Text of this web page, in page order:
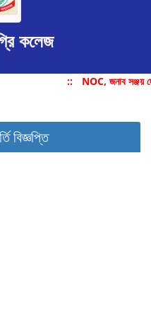
কলেজ
:: NOC, জনাব সঞ্জয়
বিজ্ঞপ্তি